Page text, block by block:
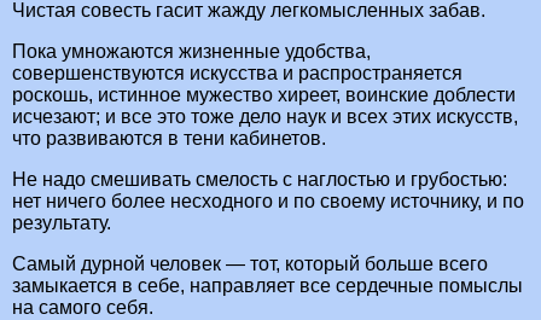
Чистая совесть гасит жажду легкомысленных забав.
Пока умножаются жизненные удобства,
совершенствуются искусства и распространяется
роскошь, истинное мужество хиреет, воинские доблести
исчезают; и все это тоже дело наук и всех этих искусств,
что развиваются в тени кабинетов.
Не надо смешивать смелость с наглостью и грубостью:
нет ничего более несходного и по своему источнику, и по
результату.
Самый дурной человек — тот, который больше всего
замыкается в себе, направляет все сердечные помыслы
на самого себя.